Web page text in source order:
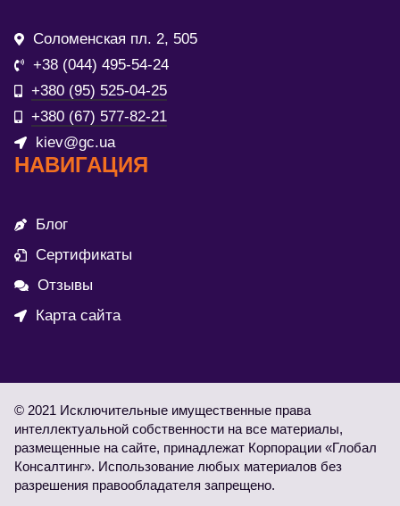
Соломенская пл. 2, 505
+38 (044) 495-54-24
+380 (95) 525-04-25
+380 (67) 577-82-21
kiev@gc.ua
НАВИГАЦИЯ
Блог
Сертификаты
Отзывы
Карта сайта
© 2021 Исключительные имущественные права
интеллектуальной собственности на все материалы,
размещенные на сайте, принадлежат Корпорации «Глобал
Консалтинг». Использование любых материалов без
разрешения правообладателя запрещено.